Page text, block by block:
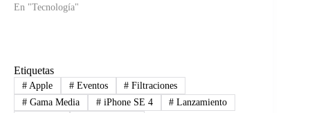
En "Tecnología"
Etiquetas
#Apple #Eventos # Filtraciones
#Gama Media #iPhone SE 4 # Lanzamiento